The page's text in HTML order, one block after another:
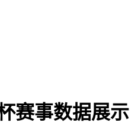
赛事数据展示